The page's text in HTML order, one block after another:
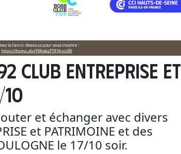
CLUB ENTREPRISE et
et échanger avec divers
et PATRIMOINE et des
le 17/10 soir.